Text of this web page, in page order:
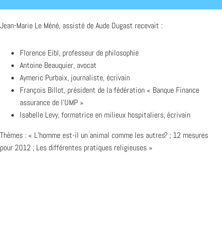
Jean-Marie Le Méné, assisté de Aude Dugast recevait :
Florence Eibl, professeur de philosophie
Antoine Beauquier, avocat
Aymeric Purbaix, journaliste, écrivain
François Billot, président de la fédération « Banque Finance
assurance de l’UMP »
Isabelle Levy, formatrice en milieux hospitaliers, écrivain
Thèmes : « L’homme est-il un animal comme les autres? ; 12 mesures
pour 2012 ; Les différentes pratiques religieuses »